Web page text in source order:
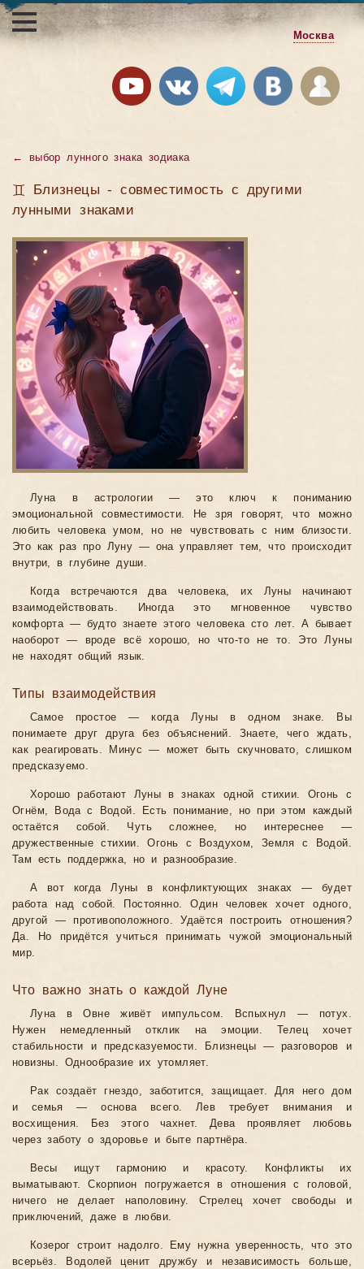
Москва
← выбор лунного знака зодиака
♊ Близнецы - совместимость с другими
лунными знаками
Луна в астрологии — это ключ к пониманию
эмоциональной совместимости. Не зря говорят, что можно
любить человека умом, но не чувствовать с ним близости.
Это как раз про Луну — она управляет тем, что происходит
внутри, в глубине души.
Когда встречаются два человека, их Луны начинают
взаимодействовать. Иногда это мгновенное чувство
комфорта — будто знаете этого человека сто лет. А бывает
наоборот — вроде всё хорошо, но что-то не то. Это Луны
не находят общий язык.
Типы взаимодействия
Самое простое — когда Луны в одном знаке. Вы
понимаете друг друга без объяснений. Знаете, чего ждать,
как реагировать. Минус — может быть скучновато, слишком
предсказуемо.
Хорошо работают Луны в знаках одной стихии. Огонь с
Огнём, Вода с Водой. Есть понимание, но при этом каждый
остаётся собой. Чуть сложнее, но интереснее —
дружественные стихии. Огонь с Воздухом, Земля с Водой.
Там есть поддержка, но и разнообразие.
А вот когда Луны в конфликтующих знаках — будет
работа над собой. Постоянно. Один человек хочет одного,
другой — противоположного. Удаётся построить отношения?
Да. Но придётся учиться принимать чужой эмоциональный
мир.
Что важно знать о каждой Луне
Луна в Овне живёт импульсом. Вспыхнул — потух.
Нужен немедленный отклик на эмоции. Телец хочет
стабильности и предсказуемости. Близнецы — разговоров и
новизны. Однообразие их утомляет.
Рак создаёт гнездо, заботится, защищает. Для него дом
и семья — основа всего. Лев требует внимания и
восхищения. Без этого чахнет. Дева проявляет любовь
через заботу о здоровье и быте партнёра.
Весы ищут гармонию и красоту. Конфликты их
выматывают. Скорпион погружается в отношения с головой,
ничего не делает наполовину. Стрелец хочет свободы и
приключений, даже в любви.
Козерог строит надолго. Ему нужна уверенность, что это
всерьёз. Водолей ценит дружбу и независимость больше,